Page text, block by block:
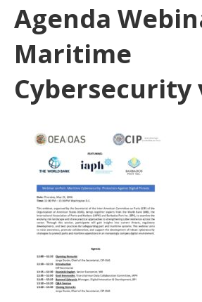
Agenda
Maritime
Cybersecurity